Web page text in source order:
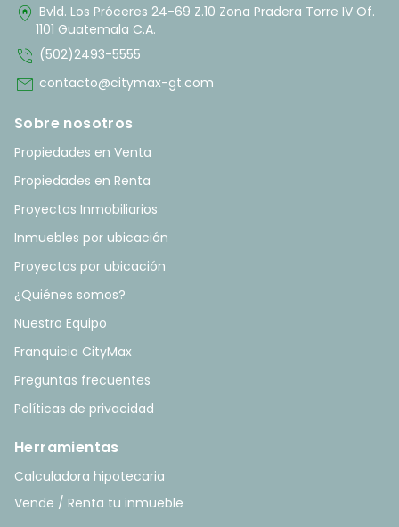
home_pin Bvld. Los Próceres 24-69 Z.10 Zona Pradera Torre IV Of.
1101 Guatemala C.A.
phone_in_talk (502)2493-5555
mail contacto@citymax-gt.com
Sobre nosotros
Propiedades en Venta
Propiedades en Renta
Proyectos Inmobiliarios
Inmuebles por ubicación
Proyectos por ubicación
¿Quiénes somos?
Nuestro Equipo
Franquicia CityMax
Preguntas frecuentes
Políticas de privacidad
Herramientas
Calculadora hipotecaria
Vende / Renta tu inmueble